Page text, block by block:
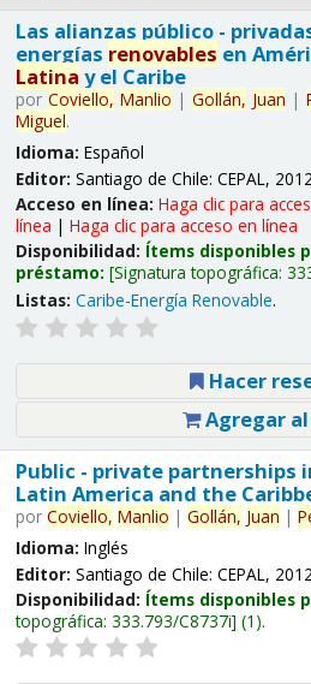
Las alianzas público -
energías renovables en
Latina y el Caribe
por Coviello, Manlio | Gollán, Juan |
Miguel.
Idioma: Español
Editor: Santiago de Chile: CEPAL, 2012
Acceso en línea: Haga clic para
línea | Haga clic para acceso en línea
Disponibilidad: Ítems disponibles
préstamo: Signatura topográfica:
Listas: Caribe-Energía Renovable.
Hacer
Agregar
Public - private partnerships
Latin America and the
por Coviello, Manlio | Gollán, Juan |
Idioma: Inglés
Editor: Santiago de Chile: CEPAL, 2012
Disponibilidad: Ítems disponibles
topográfica: 333.793/C8737i (1).